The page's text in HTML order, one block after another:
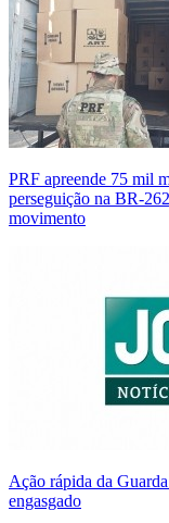
PRF apreende 75 mil
perseguição na BR-
movimento
Ação rápida da
engasgado